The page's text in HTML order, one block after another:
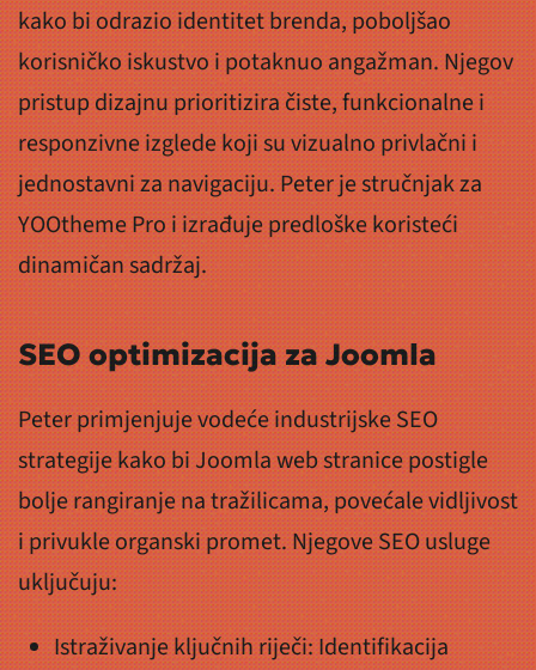
kako bi odrazio identitet brenda, poboljšao
korisničko iskustvo i potaknuo angažman. Njegov
pristup dizajnu prioritizira čiste, funkcionalne i
responzivne izglede koji su vizualno privlačni i
jednostavni za navigaciju. Peter je stručnjak za
YOOtheme Pro i izrađuje predloške koristeći
dinamičan sadržaj.
SEO optimizacija za Joomla
Peter primjenjuje vodeće industrijske SEO
strategije kako bi Joomla web stranice postigle
bolje rangiranje na tražilicama, povećale vidljivost
i privukle organski promet. Njegove SEO usluge
uključuju:
Istraživanje ključnih riječi: Identifikacija